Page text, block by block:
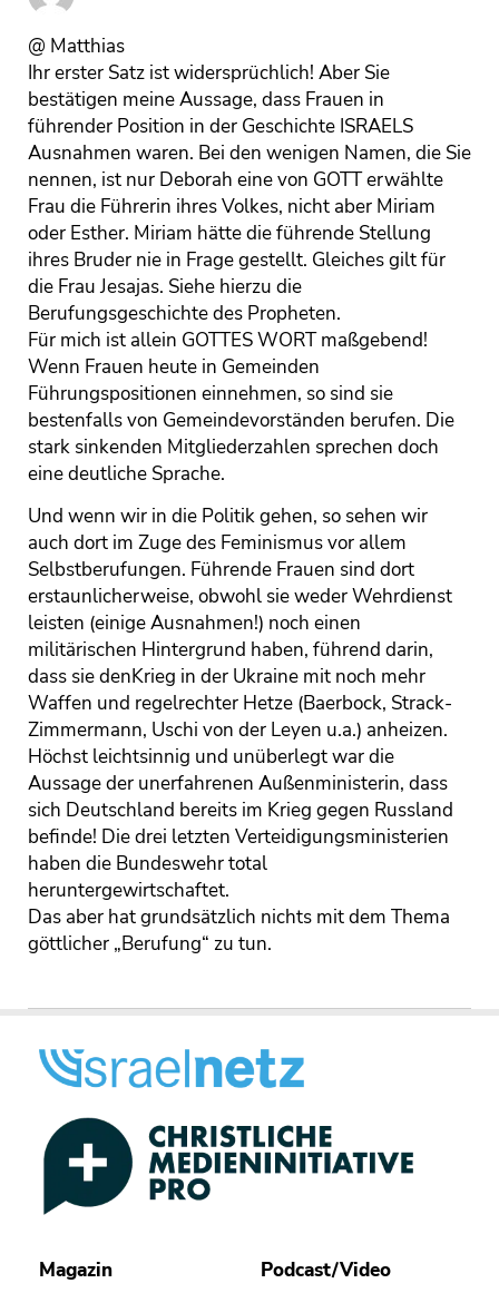
@ Matthias
Ihr erster Satz ist widersprüchlich! Aber Sie
bestätigen meine Aussage, dass Frauen in
führender Position in der Geschichte ISRAELS
Ausnahmen waren. Bei den wenigen Namen, die Sie
nennen, ist nur Deborah eine von GOTT erwählte
Frau die Führerin ihres Volkes, nicht aber Miriam
oder Esther. Miriam hätte die führende Stellung
ihres Bruder nie in Frage gestellt. Gleiches gilt für
die Frau Jesajas. Siehe hierzu die
Berufungsgeschichte des Propheten.
Für mich ist allein GOTTES WORT maßgebend!
Wenn Frauen heute in Gemeinden
Führungspositionen einnehmen, so sind sie
bestenfalls von Gemeindevorständen berufen. Die
stark sinkenden Mitgliederzahlen sprechen doch
eine deutliche Sprache.
Und wenn wir in die Politik gehen, so sehen wir
auch dort im Zuge des Feminismus vor allem
Selbstberufungen. Führende Frauen sind dort
erstaunlicherweise, obwohl sie weder Wehrdienst
leisten (einige Ausnahmen!) noch einen
militärischen Hintergrund haben, führend darin,
dass sie denKrieg in der Ukraine mit noch mehr
Waffen und regelrechter Hetze (Baerbock, Strack-
Zimmermann, Uschi von der Leyen u.a.) anheizen.
Höchst leichtsinnig und unüberlegt war die
Aussage der unerfahrenen Außenministerin, dass
sich Deutschland bereits im Krieg gegen Russland
befinde! Die drei letzten Verteidigungsministerien
haben die Bundeswehr total
heruntergewirtschaftet.
Das aber hat grundsätzlich nichts mit dem Thema
göttlicher „Berufung“ zu tun.
Magazin Podcast/Video